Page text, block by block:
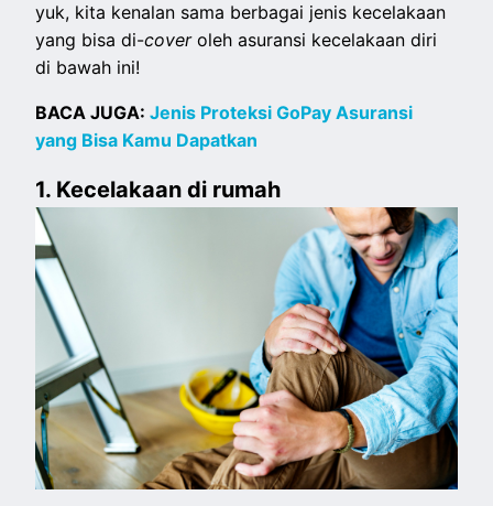
yuk, kita kenalan sama berbagai jenis kecelakaan
yang bisa di-coveroleh asuransi kecelakaan diri
di bawah ini!
BACA JUGA:Jenis Proteksi GoPay Asuransi
yang Bisa Kamu Dapatkan
1. Kecelakaan di rumah